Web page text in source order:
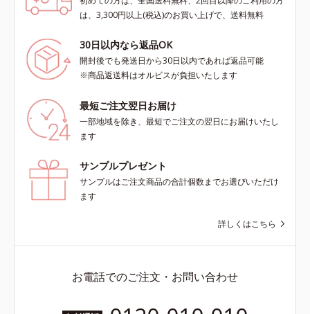
は、3,300円以上(税込)のお買い上げで、送料無料
30日以内なら返品OK
開封後でも発送日から30日以内であれば返品可能
※商品返送料はオルビスが負担いたします
最短ご注文翌日お届け
一部地域を除き、最短でご注文の翌日にお届けいたし
ます
サンプルプレゼント
サンプルはご注文商品の合計個数までお選びいただけ
ます
詳しくはこちら
お電話でのご注文・お問い合わせ